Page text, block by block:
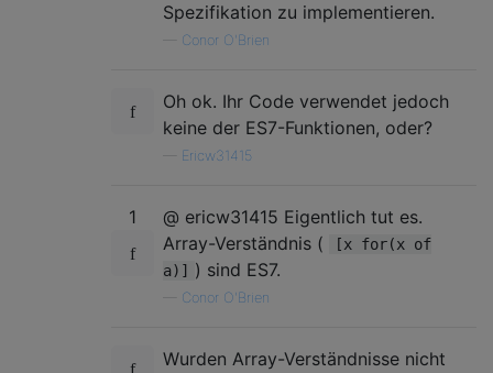
Spezifikation zu implementieren.
Conor O'Brien
Oh ok. Ihr Code verwendet jedoch
keine der ES7-Funktionen, oder?
Ericw31415
1
@ ericw31415 Eigentlich tut es.
Array-Verständnis (
[x for(x of
a)]
) sind ES7.
Conor O'Brien
Wurden Array-Verständnisse nicht